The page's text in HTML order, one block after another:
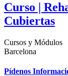
Curso |
Cubiertas
Cursos y Módulos
Barcelona
Pídenos